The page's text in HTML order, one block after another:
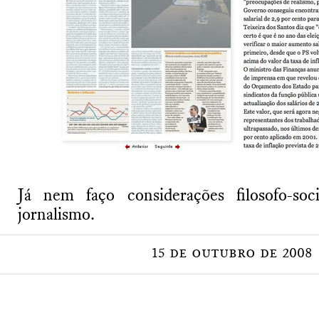
Já nem faço considerações filosofo-
jornalismo.
15 de outubro de 2008